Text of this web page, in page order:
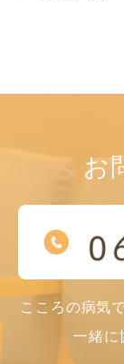
お
こころの病気
一緒に